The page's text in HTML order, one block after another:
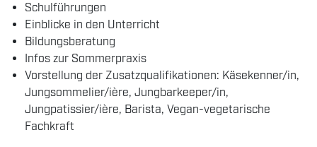
Schulführungen
Einblicke in den Unterricht
Bildungsberatung
Infos zur Sommerpraxis
Vorstellung der Zusatzqualifikationen: Käsekenner/in,
Jungsommelier/ière, Jungbarkeeper/in,
Jungpatissier/ière, Barista, Vegan-vegetarische
Fachkraft